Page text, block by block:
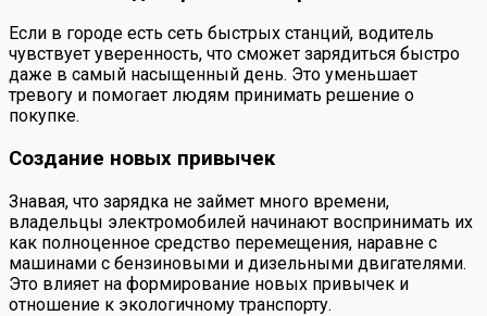
Если в городе есть сеть быстрых станций, водитель
чувствует уверенность, что сможет зарядиться быстро
даже в самый насыщенный день. Это уменьшает
тревогу и помогает людям принимать решение о
покупке.
Создание новых привычек
Знавая, что зарядка не займет много времени,
владельцы электромобилей начинают воспринимать их
как полноценное средство перемещения, наравне с
машинами с бензиновыми и дизельными двигателями.
Это влияет на формирование новых привычек и
отношение к экологичному транспорту.